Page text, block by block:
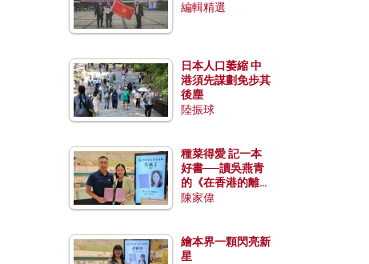
編輯精選
日本人口萎縮 中
港須先謀劃免步其
後塵
陸振球
種菜得愛 記一本
好書──讀吳燕青
的《在香港的離島
種菜》
陳家偉
繪本界一顆閃亮新
星